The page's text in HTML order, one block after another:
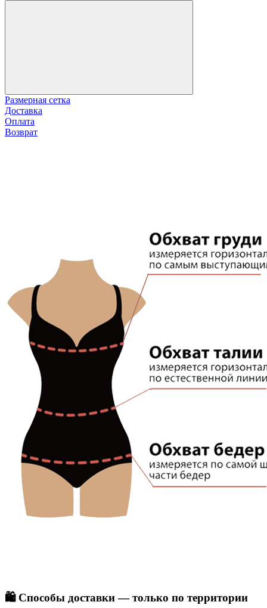
Размерная сетка
Доставка
Оплата
Возврат
🛍️ Способы доставки — только по территории